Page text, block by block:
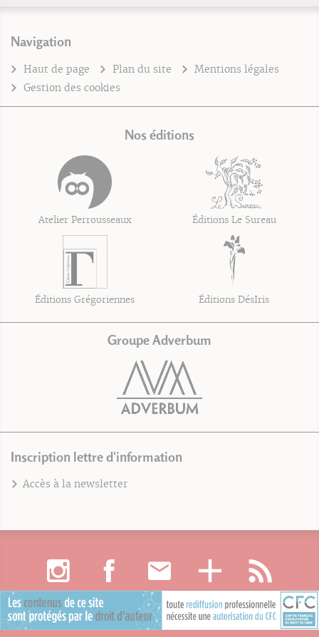
Navigation
Haut de page Plan du site
Mentions légales
Gestion des cookies
Nos éditions
Atelier Perrousseaux Éditions Le Sureau
Éditions Grégoriennes Éditions DésIris
Groupe Adverbum
Inscription lettre d'information
Accès à la newsletter